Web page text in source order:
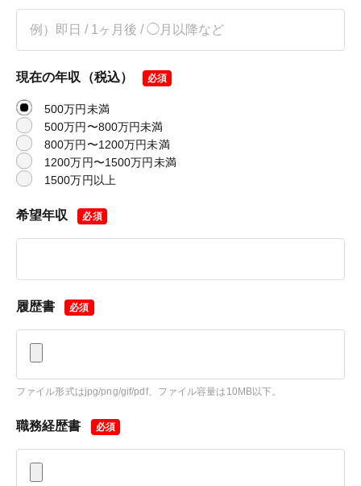
現在の年収（税込） 必須
500万円未満
500万円〜800万円未満
800万円〜1200万円未満
1200万円〜1500万円未満
1500万円以上
希望年収 必須
履歴書 必須
ファイル形式はjpg/png/gif/pdf、ファイル容量は10MB以下。
職務経歴書 必須